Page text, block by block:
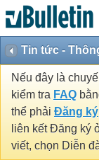
Tin tức -
Nếu đây là
kiểm tra FAQ
thể phải Đăng ký
liên kết Đăng ký
viết, chọn Diễn